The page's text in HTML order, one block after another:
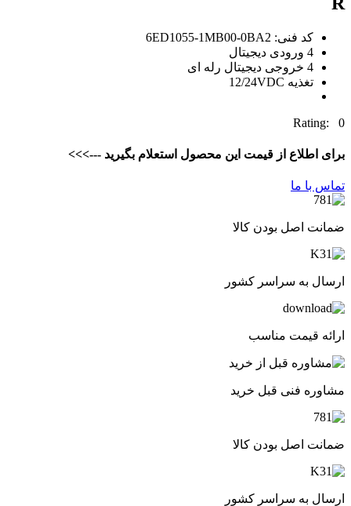
کد فنی: 6ED1055-1MB00-0BA2
4 ورودی دیجیتال
4 خروجی دیجیتال رله ای
تغذیه 12/24VDC
Rating: 0
برای اطلاع از قیمت این محصول استعلام بگیرید --->>>
تماس با ما
ضمانت اصل بودن کالا
ارسال به سراسر کشور
ارائه قیمت مناسب
مشاوره فنی قبل خرید
ضمانت اصل بودن کالا
ارسال به سراسر کشور